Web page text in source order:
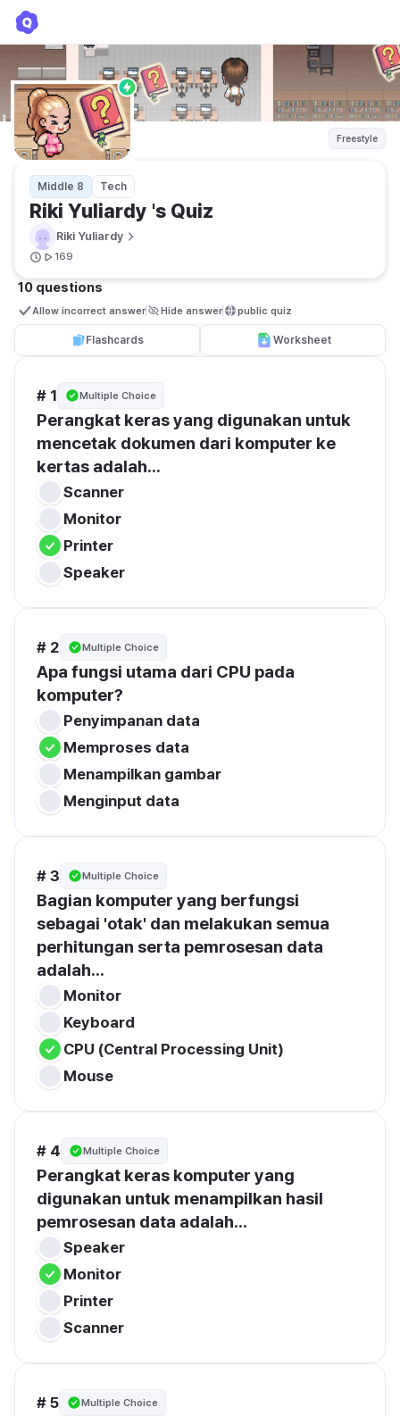
Freestyle
Middle 8 Tech
Riki Yuliardy 's Quiz
Riki Yuliardy
169
10 questions
Allow incorrect answer Hide answer public quiz
Flashcards Worksheet
# 1 Multiple Choice
Perangkat keras yang digunakan untuk
mencetak dokumen dari komputer ke
kertas adalah...
Scanner
Monitor
Printer
Speaker
# 2 Multiple Choice
Apa fungsi utama dari CPU pada
komputer?
Penyimpanan data
Memproses data
Menampilkan gambar
Menginput data
# 3 Multiple Choice
Bagian komputer yang berfungsi
sebagai 'otak' dan melakukan semua
perhitungan serta pemrosesan data
adalah...
Monitor
Keyboard
CPU (Central Processing Unit)
Mouse
# 4 Multiple Choice
Perangkat keras komputer yang
digunakan untuk menampilkan hasil
pemrosesan data adalah...
Speaker
Monitor
Printer
Scanner
# 5 Multiple Choice